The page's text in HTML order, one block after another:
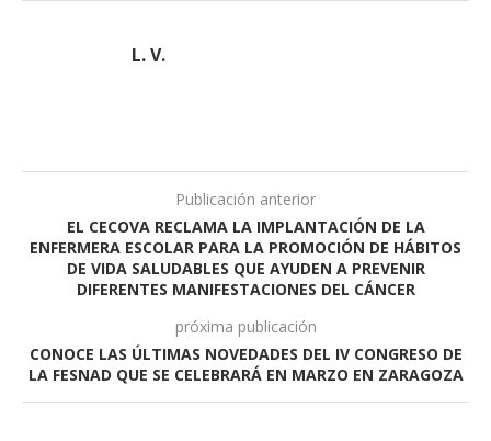
L. V.
Publicación anterior
EL CECOVA RECLAMA LA IMPLANTACIÓN DE LA
ENFERMERA ESCOLAR PARA LA PROMOCIÓN DE HÁBITOS
DE VIDA SALUDABLES QUE AYUDEN A PREVENIR
DIFERENTES MANIFESTACIONES DEL CÁNCER
próxima publicación
CONOCE LAS ÚLTIMAS NOVEDADES DEL IV CONGRESO DE
LA FESNAD QUE SE CELEBRARÁ EN MARZO EN ZARAGOZA